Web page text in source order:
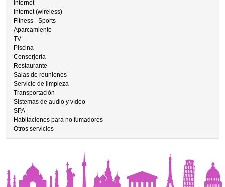
Internet
Internet (wireless)
Fitness - Sports
Aparcamiento
TV
Piscina
Conserjería
Restaurante
Salas de reuniones
Servicio de limpieza
Transportación
Sistemas de audio y vídeo
SPA
Habitaciones para no fumadores
Otros servicios